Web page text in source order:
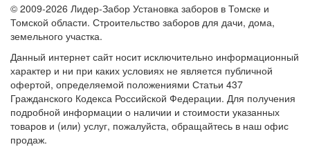
© 2009-2026 Лидер-Забор Установка заборов в Томске и
Томской области. Строительство заборов для дачи, дома,
земельного участка.
Данный интернет сайт носит исключительно информационный
характер и ни при каких условиях не является публичной
офертой, определяемой положениями Статьи 437
Гражданского Кодекса Российской Федерации. Для получения
подробной информации о наличии и стоимости указанных
товаров и (или) услуг, пожалуйста, обращайтесь в наш офис
продаж.